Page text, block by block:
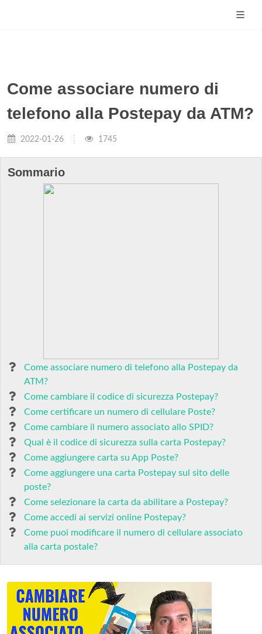
Come associare numero di
telefono alla Postepay da ATM?
2022-01-26 1745
Sommario
Come associare numero di telefono alla Postepay da
ATM?
Come cambiare il codice di sicurezza Postepay?
Come certificare un numero di cellulare Poste?
Come cambiare il numero associato allo SPID?
Qual è il codice di sicurezza sulla carta Postepay?
Come aggiungere carta su App Poste?
Come aggiungere una carta Postepay sul sito delle
poste?
Come selezionare la carta da abilitare a Postepay?
Come accedi ai servizi online Postepay?
Come puoi modificare il numero di cellulare associato
alla carta postale?